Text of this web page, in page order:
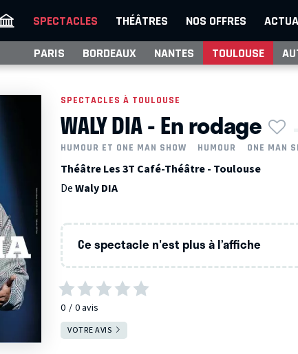
SPECTACLES THÉÂTRES NOS OFFRES
PARIS BORDEAUX NANTES TOULOUSE
SPECTACLES À TOULOUSE
WALY DIA - En rodage
HUMOUR ET ONE MAN SHOW HUMOUR ONE MAN
Théâtre Les 3T Café-Théâtre - Toulouse
DeWaly DIA
Ce spectacle n'est plus à l’affiche
0 0avis
VOTRE AVIS